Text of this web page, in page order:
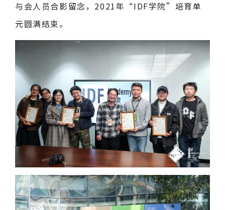
与会人员合影留念，2021年“IDF学院”培育单
元圆满结束。